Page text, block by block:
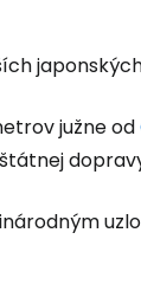
južne od